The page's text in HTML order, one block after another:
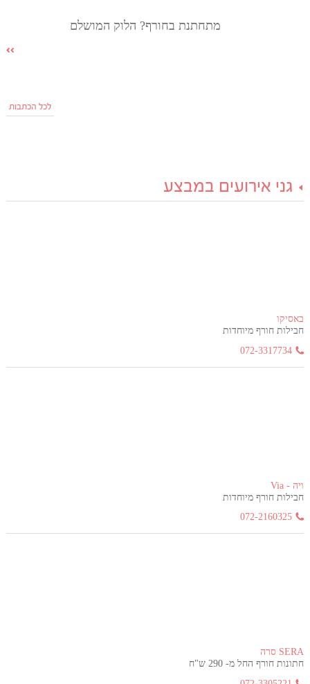
מתחתנת בחורף? הלוק המושלם
לכל הכתבות
גני אירועים במבצע
באסיקו
חבילות חורף מיוחדות
072-3317734
ויה - Via
חבילות חורף מיוחדות
072-2160325
SERA סרה
חתונות חורף החל מ- 290 ש"ח